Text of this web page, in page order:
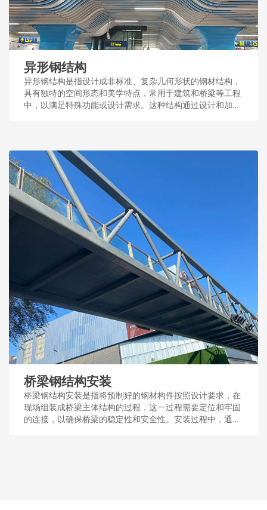
异形钢结构
异形钢结构是指设计成非标准、复杂几何形状的钢材结构，
具有独特的空间形态和美学特点，常用于建筑和桥梁等工程
中，以满足特殊功能或设计需求。这种结构通过设计和加
桥梁钢结构安装
桥梁钢结构安装是指将预制好的钢材构件按照设计要求，在
现场组装成桥梁主体结构的过程，这一过程需要定位和牢固
的连接，以确保桥梁的稳定性和安全性。安装过程中，通常